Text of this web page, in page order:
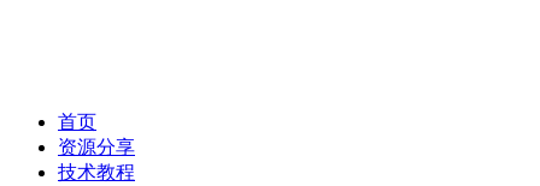
首页
资源分享
技术教程